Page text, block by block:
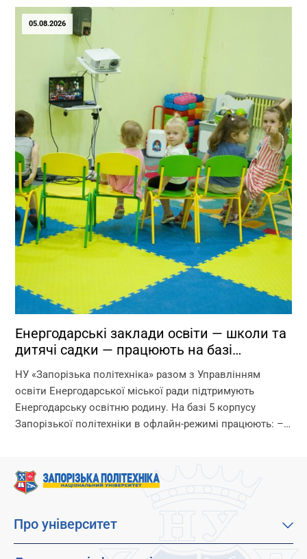
05.08.2026
Енергодарські заклади освіти — школи та
дитячі садки — працюють на базі
Запорізької політехніки!
НУ «Запорізька політехніка» разом з Управлінням
освіти Енергодарської міської ради підтримують
Енергодарську освітню родину. На базі 5 корпусу
Запорізької політехніки в офлайн-режимі працюють: –
Про університет